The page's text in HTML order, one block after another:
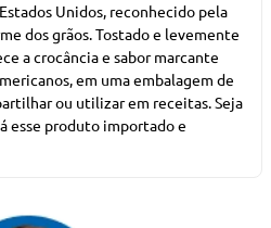
Unidos, reconhecido pela
dos grãos. Tostado e levemente
a crocância e sabor marcante
em uma embalagem de
ou utilizar em receitas.Seja
esse produto importadoe